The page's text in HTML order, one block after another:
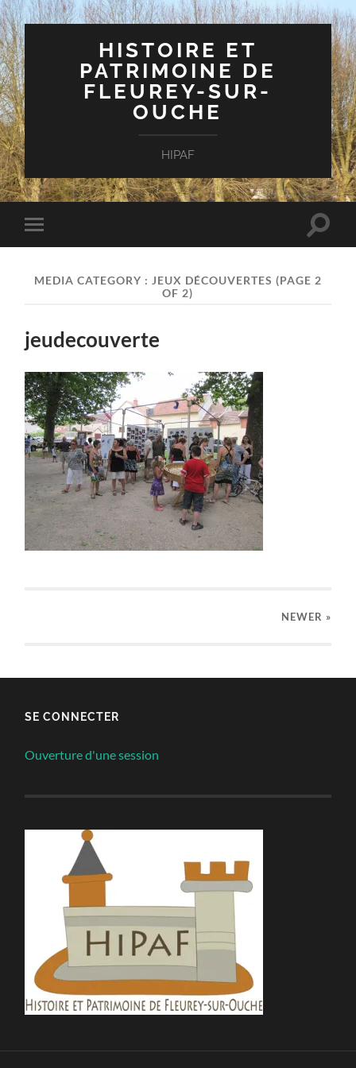
HISTOIRE ET
PATRIMOINE DE
FLEUREY-SUR-
OUCHE
HIPAF
Toggle
mobile
Toggle
MEDIA CATEGORY : JEUX DÉCOUVERTES (PAGE 2
OF 2)
jeudecouverte
NEWER »
SE CONNECTER
Ouverture d'une session